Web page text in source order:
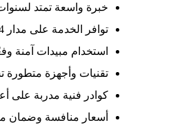
خبرة واسعة تمتد
توافر الخدمة على مدار 24 ساعة لضمان التدخل الفوري في أي وقت ومنع تفاقم المشكلة.
استخدام مبيدات آمنة
تقنيات وأجهزة
كوادر فنية مدربة على
أسعار منافسة وضمان